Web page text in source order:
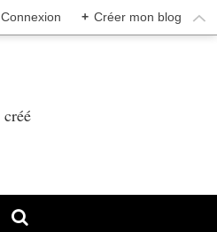
Connexion + Créer mon blog